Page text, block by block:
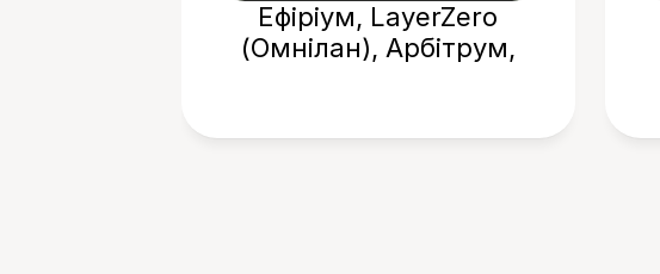
Ефіріум, LayerZero
(Омнілан), Арбітрум,